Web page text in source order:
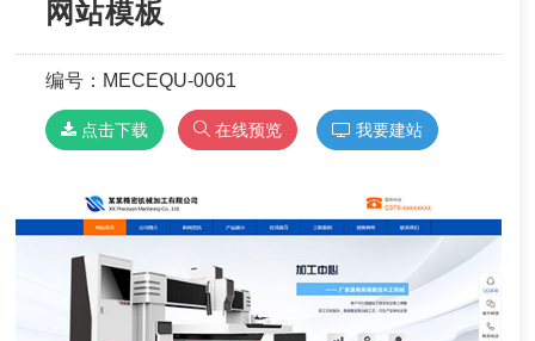
网站模板
编号：MECEQU-0061
点击下载 在线预览 我要建站